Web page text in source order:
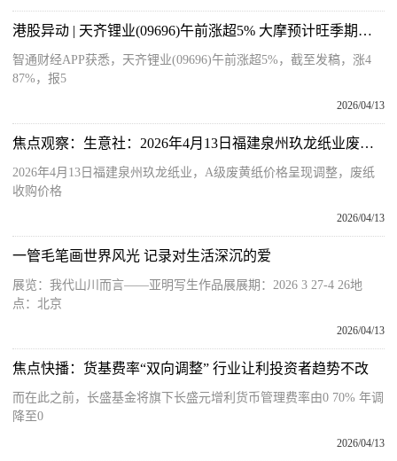
港股异动 | 天齐锂业(09696)午前涨超5% 大摩预计旺季期间市场供应将进一步收紧
智通财经APP获悉，天齐锂业(09696)午前涨超5%，截至发稿，涨4
87%，报5
2026/04/13
焦点观察：生意社：2026年4月13日福建泉州玖龙纸业废纸收购价格上调
2026年4月13日福建泉州玖龙纸业，A级废黄纸价格呈现调整，废纸
收购价格
2026/04/13
一管毛笔画世界风光 记录对生活深沉的爱
展览：我代山川而言——亚明写生作品展展期：2026 3 27-4 26地
点：北京
2026/04/13
焦点快播：货基费率“双向调整” 行业让利投资者趋势不改
而在此之前，长盛基金将旗下长盛元增利货币管理费率由0 70% 年调
降至0
2026/04/13